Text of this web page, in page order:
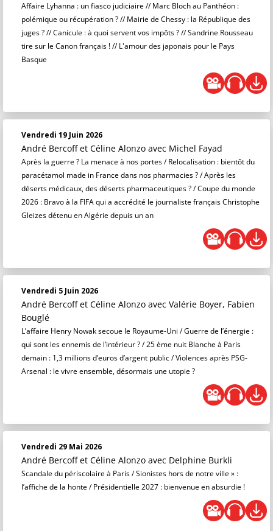
Affaire Lyhanna : un fiasco judiciaire // Marc Bloch au Panthéon :
polémique ou récupération ? // Mairie de Chessy : la République des
juges ? // Canicule : à quoi servent vos impôts ? // Sandrine Rousseau
tire sur le Canon français ! // L'amour des japonais pour le Pays
Basque
Vendredi 19 Juin 2026
André Bercoff et Céline Alonzo avec Michel Fayad
Après la guerre ? La menace à nos portes / Relocalisation : bientôt du
paracétamol made in France dans nos pharmacies ? / Après les
déserts médicaux, des déserts pharmaceutiques ? / Coupe du monde
2026 : Bravo à la FIFA qui a accrédité le journaliste français Christophe
Gleizes détenu en Algérie depuis un an
Vendredi 5 Juin 2026
André Bercoff et Céline Alonzo avec Valérie Boyer, Fabien
Bouglé
L’affaire Henry Nowak secoue le Royaume-Uni / Guerre de l’énergie :
qui sont les ennemis de l’intérieur ? / 25 ème nuit Blanche à Paris
demain : 1,3 millions d’euros d’argent public / Violences après PSG-
Arsenal : le vivre ensemble, désormais une utopie ?
Vendredi 29 Mai 2026
André Bercoff et Céline Alonzo avec Delphine Burkli
Scandale du périscolaire à Paris / Sionistes hors de notre ville » :
l’affiche de la honte / Présidentielle 2027 : bienvenue en absurdie !